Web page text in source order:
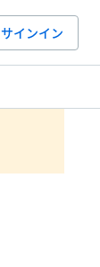
サインイン